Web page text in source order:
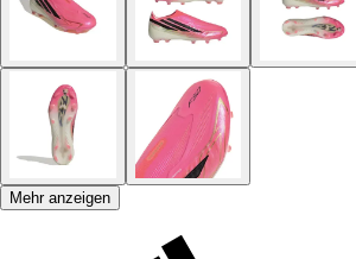
Mehr anzeigen